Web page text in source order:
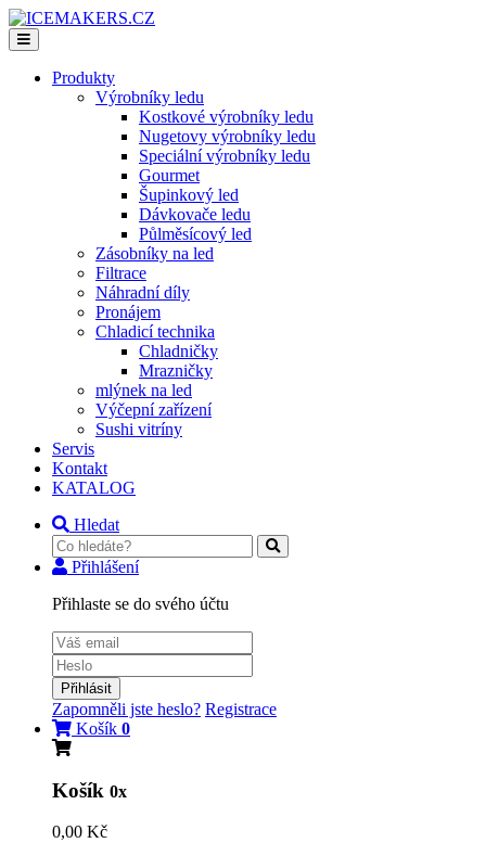
Produkty
Výrobníky ledu
Kostkové výrobníky ledu
Nugetovy výrobníky ledu
Speciální výrobníky ledu
Gourmet
Šupinkový led
Dávkovače ledu
Půlměsícový led
Zásobníky na led
Filtrace
Náhradní díly
Pronájem
Chladicí technika
Chladničky
Mrazničky
mlýnek na led
Výčepní zařízení
Sushi vitríny
Servis
Kontakt
KATALOG
Hledat
Přihlášení
Přihlaste se do svého účtu
Přihlásit
Zapomněli jste heslo? Registrace
Košík 0
Košík 0x
0,00 Kč